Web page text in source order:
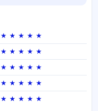
★ ★ ★ ★ ★
★ ★ ★ ★ ★
★ ★ ★ ★ ★
★ ★ ★ ★ ★
★ ★ ★ ★ ★